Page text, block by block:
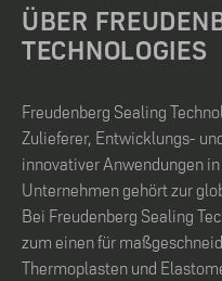
ÜBER
TECHNOLOGIES
Freudenberg Sealing
Zulieferer, Entwicklungs-
innovativer Anwendungen
Unternehmen gehört zur
Bei Freudenberg Sealing
zum einen für
Thermoplasten und